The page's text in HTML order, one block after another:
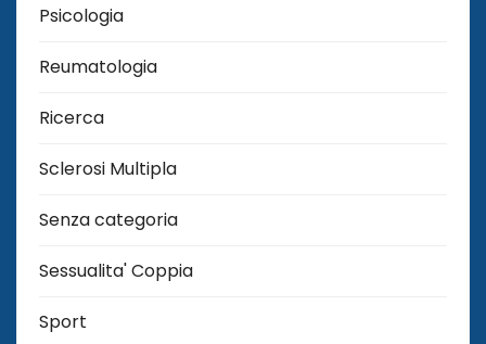
Psicologia
Reumatologia
Ricerca
Sclerosi Multipla
Senza categoria
Sessualita' Coppia
Sport